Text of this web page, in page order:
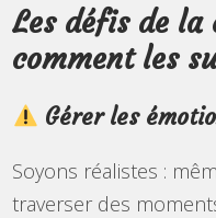
Les défis de
comment les
Gérer les
Soyons réalistes :
traverser des